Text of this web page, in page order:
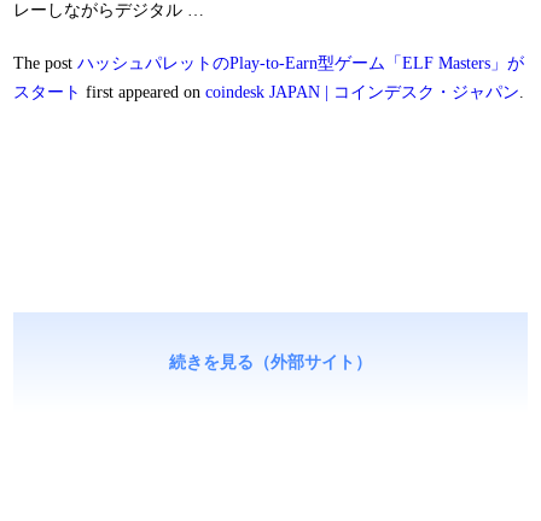
レーしながらデジタル …
The post ハッシュパレットのPlay-to-Earn型ゲーム「ELF Masters」が
スタート first appeared on coindesk JAPAN | コインデスク・ジャパン.
続きを見る（外部サイト）